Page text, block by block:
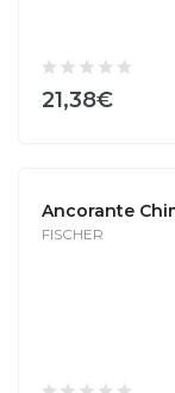
21,38€
Ancorante
FISCHER